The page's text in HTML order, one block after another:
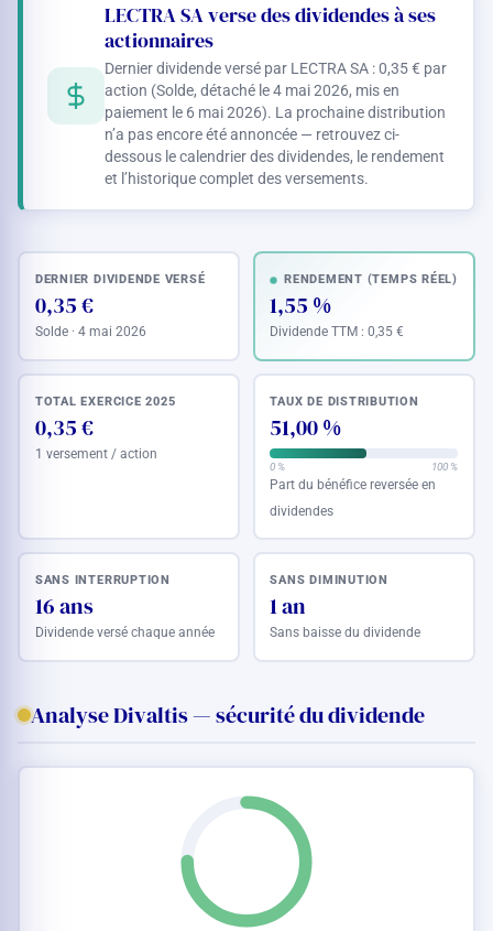
LECTRA SA verse des dividendes à ses
actionnaires
Dernier dividende versé par LECTRA SA :0,35 € par
action (Solde, détaché le 4 mai 2026, mis en
paiement le 6 mai 2026). La prochaine distribution
n’a pas encore été annoncée — retrouvez ci-
dessous le calendrier des dividendes, le rendement
et l’historique complet des versements.
DERNIER DIVIDENDE VERSÉ
0,35 €
Solde · 4 mai 2026
RENDEMENT (TEMPS RÉEL)
1,55 %
Dividende TTM :0,35 €
TOTAL EXERCICE 2025
0,35 €
1 versement / action
TAUX DE DISTRIBUTION
51,00 %
0 % 100 %
Part du bénéfice reversée en
dividendes
SANS INTERRUPTION
16 ans
Dividende versé chaque année
SANS DIMINUTION
1 an
Sans baisse du dividende
Analyse Divaltis — sécurité du dividende